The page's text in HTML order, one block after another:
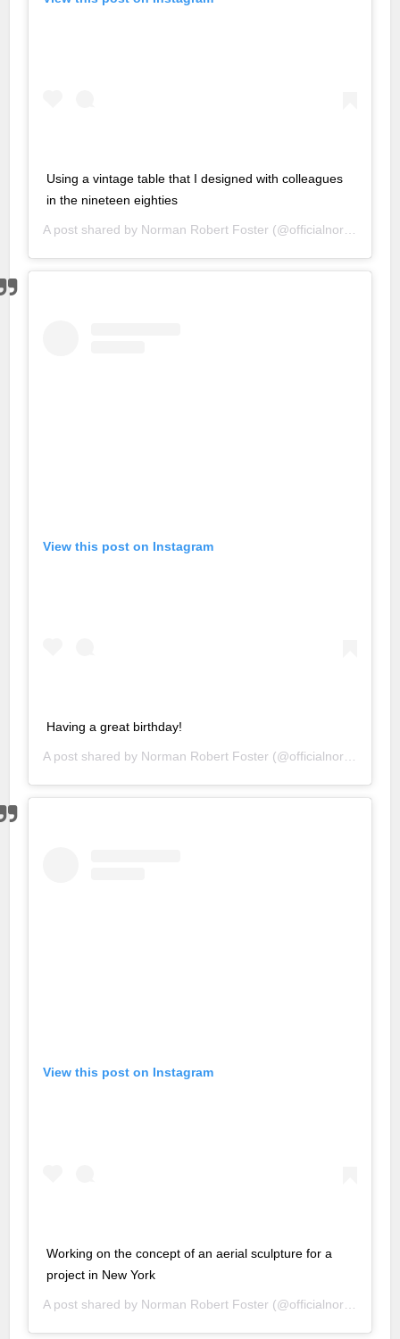
Using a vintage table that I designed with colleagues
in the nineteen eighties
A post shared by Norman Robert Foster (@officialnormanfoster) on
View this post on Instagram
Having a great birthday!
A post shared by Norman Robert Foster (@officialnormanfoster) on
View this post on Instagram
Working on the concept of an aerial sculpture for a
project in New York
A post shared by Norman Robert Foster (@officialnormanfoster) on